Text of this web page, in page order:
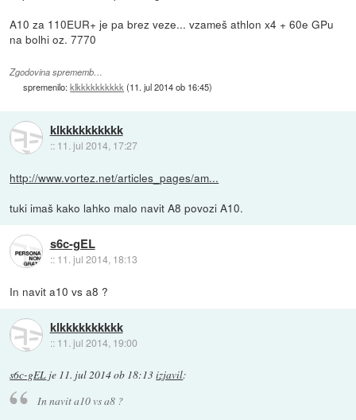
A10 za 110EUR+ je pa brez veze... vzameš athlon x4 + 60e GPu
na bolhi oz. 7770
Zgodovina sprememb…
spremenilo:klkkkkkkkkkk (11. jul 2014 ob 16:45)
klkkkkkkkkkk
:: 11. jul 2014, 17:27
http://www.vortez.net/articles_pages/am...
tuki imaš kako lahko malo navit A8 povozi A10.
s6c-gEL
:: 11. jul 2014, 18:13
In navit a10 vs a8 ?
klkkkkkkkkkk
:: 11. jul 2014, 19:00
s6c-gEL je 11. jul 2014 ob 18:13izjavil:
In navit a10 vs a8 ?